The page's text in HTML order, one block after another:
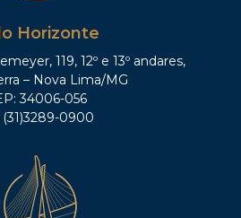
Horizonte
119, 12º e 13º andares,
– Nova Lima/MG
34006-056
(31)3289-0900